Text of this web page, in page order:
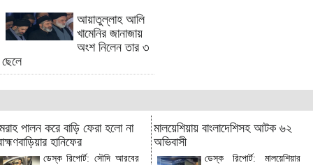
কুমিল্লায় ডাকাতি মামলায় একজনের ৭ বছর
অপর চারজনের ৫ বছর সশ্রম কারাদণ্ড
তোলা আ'লীগের অফিস
লালমাইয়ে খালের ওপর গড়া ৩৩টি অবৈধ
রূপালী ব্যাংকের সাবেক ব্যবস্থাপকের ২৫
আয়াতুল্লাহ আলি
খামেনির জানাজায়
অংশ নিলেন তার ৩
ছেলে
পালন করে বাড়ি ফেরা হলো না
হানিফের
ডেস্ক রিপোর্ট: সৌদি আরবের
মালয়েশিয়ায় বাংলাদেশিসহ আটক ৬২
অভিবাসী
ডেস্ক রিপোর্ট: মালয়েশিয়ার